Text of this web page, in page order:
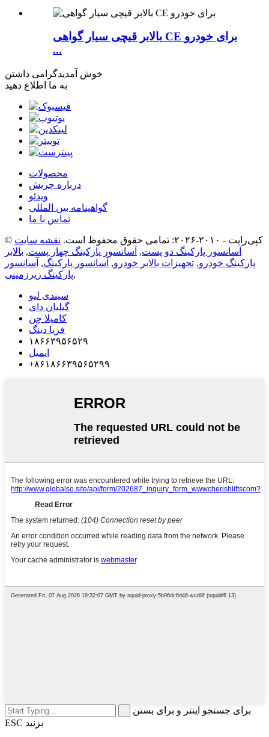
بالابر قیچی سیار گواهی CE برای خودرو
...
خوش آمدیدگرامی داشتن
به ما اطلاع دهید
محصولات
درباره چریش
ویدئو
گواهینامه بین المللی
تماس با ما
© کپی‌رایت - ۲۰۱۰-۲۰۲۶: تمامی حقوق محفوظ است.
نقشه سایت
آسانسور پارکینگ دو پست, آسانسور پارکینگ چهار پست, بالابر
پارکینگ خودرو, تجهیزات بالابر خودرو, آسانسور پارکینگ, آسانسور
پارکینگ زیرزمینی,
سیندی لیو
گیلیان دای
کامیلا چن
فریا دینگ
۱۸۶۶۳۹۵۶۵۲۹
ایمیل
‎+۸۶۱۸۶۶۳۹۵۶۵۲۹۹‎
برای جستجو اینتر و برای بستن
ESC بزنید